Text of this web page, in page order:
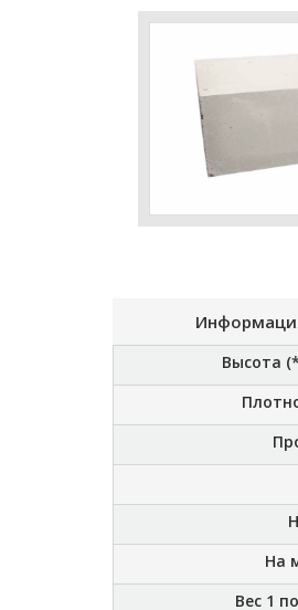
Высота
На
Вес 1